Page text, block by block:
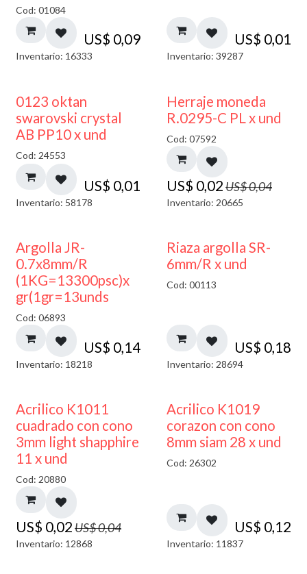
Cod: 01084
US$ 0,09
Inventario: 16333
US$ 0,01
Inventario: 39287
0123 oktan
swarovski crystal
AB PP10 x und
Cod: 24553
US$ 0,01
Inventario: 58178
50% DESCUENTO
Herraje moneda
R.0295-C PL x und
Cod: 07592
US$ 0,02US$0,04
Inventario: 20665
Argolla JR-
0.7x8mm/R
(1KG=13300psc)x
gr(1gr=13unds
Cod: 06893
US$ 0,14
Inventario: 18218
Riaza argolla SR-
6mm/R x und
Cod: 00113
US$ 0,18
Inventario: 28694
50% DESCUENTO
Acrilico K1011
cuadrado con cono
3mm light shapphire
11 x und
Cod: 20880
US$ 0,02US$0,04
Inventario: 12868
Acrilico K1019
corazon con cono
8mm siam 28 x und
Cod: 26302
US$ 0,12
Inventario: 11837